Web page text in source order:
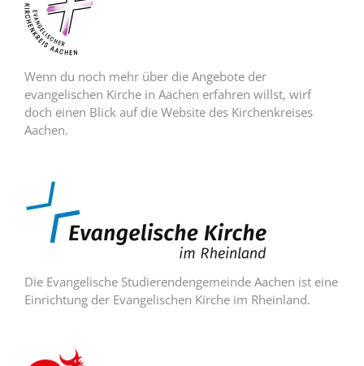
Wenn du noch mehr über die Angebote der
evangelischen Kirche in Aachen erfahren willst, wirf
doch einen Blick auf die Website des Kirchenkreises
Aachen.
Die Evangelische Studierendengemeinde Aachen ist eine
Einrichtung der Evangelischen Kirche im Rheinland.